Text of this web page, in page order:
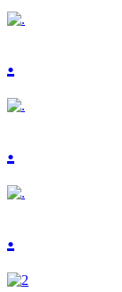
.
.
.